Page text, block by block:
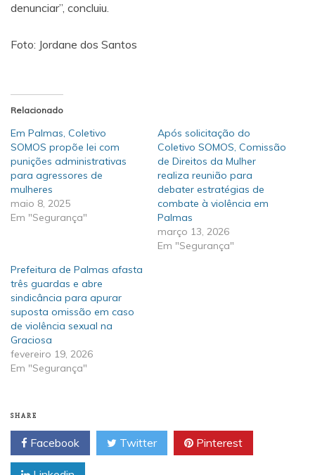
denunciar”, concluiu.
Foto: Jordane dos Santos
Relacionado
Em Palmas, Coletivo
SOMOS propõe lei com
punições administrativas
para agressores de
mulheres
maio 8, 2025
Em "Segurança"
Após solicitação do
Coletivo SOMOS, Comissão
de Direitos da Mulher
realiza reunião para
debater estratégias de
combate à violência em
Palmas
março 13, 2026
Em "Segurança"
Prefeitura de Palmas afasta
três guardas e abre
sindicância para apurar
suposta omissão em caso
de violência sexual na
Graciosa
fevereiro 19, 2026
Em "Segurança"
SHARE
Facebook Twitter Pinterest